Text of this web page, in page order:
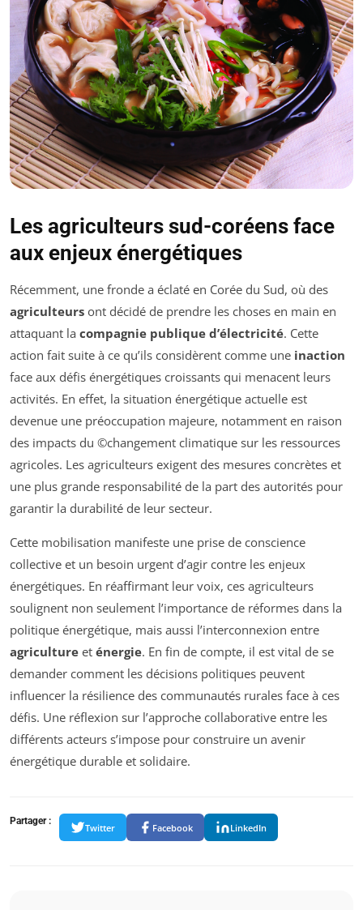
Les agriculteurs sud-coréens face
aux enjeux énergétiques
Récemment, une fronde a éclaté en Corée du Sud, où des
agriculteurs ont décidé de prendre les choses en main en
attaquant la compagnie publique d’électricité. Cette
action fait suite à ce qu’ils considèrent comme une inaction
face aux défis énergétiques croissants qui menacent leurs
activités. En effet, la situation énergétique actuelle est
devenue une préoccupation majeure, notamment en raison
des impacts du ©changement climatique sur les ressources
agricoles. Les agriculteurs exigent des mesures concrètes et
une plus grande responsabilité de la part des autorités pour
garantir la durabilité de leur secteur.
Cette mobilisation manifeste une prise de conscience
collective et un besoin urgent d’agir contre les enjeux
énergétiques. En réaffirmant leur voix, ces agriculteurs
soulignent non seulement l’importance de réformes dans la
politique énergétique, mais aussi l’interconnexion entre
agriculture et énergie. En fin de compte, il est vital de se
demander comment les décisions politiques peuvent
influencer la résilience des communautés rurales face à ces
défis. Une réflexion sur l’approche collaborative entre les
différents acteurs s’impose pour construire un avenir
énergétique durable et solidaire.
Partager :
Twitter Facebook LinkedIn